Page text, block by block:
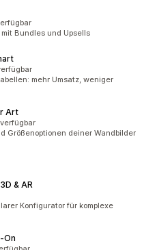
Bundles und Upsells
mehr Umsatz, weniger
Art
Größenoptionen deiner Wandbilder
& AR
Konfigurator für komplexe